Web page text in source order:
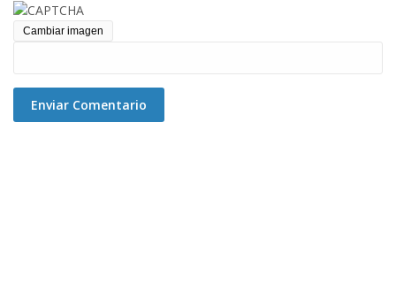
Cambiar imagen
Enviar Comentario